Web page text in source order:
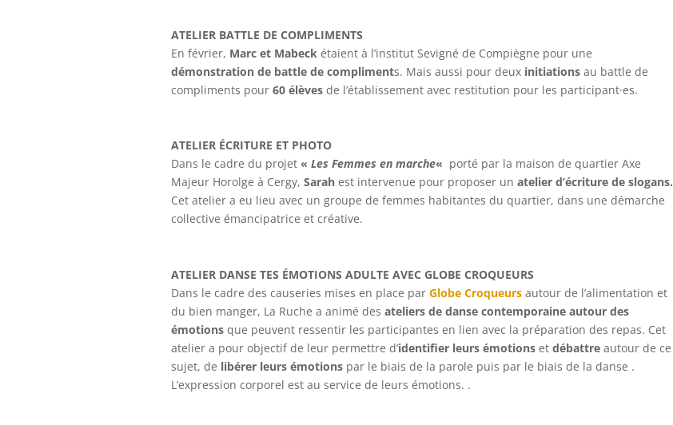
ATELIER BATTLE DE COMPLIMENTS
En février, Marc et Mabeckétaient à l’institut Sevigné de Compiègne pour une
démonstration de battle de compliments. Mais aussi pour deux initiationsau battle de
compliments pour60 élèvesde l’établissement avec restitution pour les participant·es.
ATELIER ÉCRITURE ET PHOTO
Dans le cadre du projet « Les Femmes en marche« porté par la maison de quartier Axe
Majeur Horolge à Cergy, Sarahest intervenue pour proposer un atelier d’écriture de slogans.
Cet atelier a eu lieu avec un groupe de femmes habitantes du quartier, dans une démarche
collective émancipatrice et créative.
ATELIER DANSE TES ÉMOTIONS ADULTE AVEC GLOBE CROQUEURS
Dans le cadre des causeries mises en place par Globe Croqueurs autour de l’alimentation et
du bien manger, La Ruche a animé des ateliers de danse contemporaine autour des
émotionsque peuvent ressentir les participantes en lien avec la préparation des repas. Cet
atelier a pour objectif de leur permettre d’identifier leurs émotionset débattreautour de ce
sujet, de libérer leurs émotionspar le biais de la parole puis par le biais de la danse .
L’expression corporel est au service de leurs émotions. .